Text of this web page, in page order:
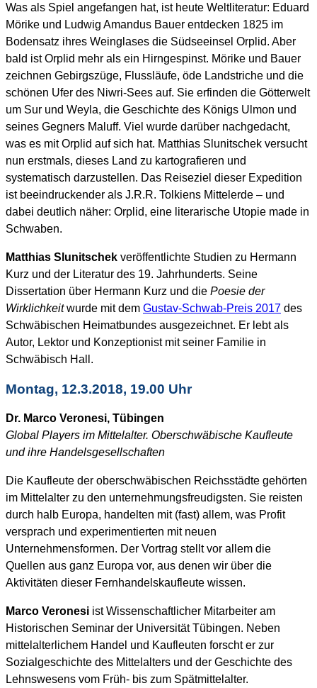
Was als Spiel angefangen hat, ist heute Weltliteratur: Eduard
Mörike und Ludwig Amandus Bauer entdecken 1825 im
Bodensatz ihres Weinglases die Südseeinsel Orplid. Aber
bald ist Orplid mehr als ein Hirngespinst. Mörike und Bauer
zeichnen Gebirgszüge, Flussläufe, öde Landstriche und die
schönen Ufer des Niwri-Sees auf. Sie erfinden die Götterwelt
um Sur und Weyla, die Geschichte des Königs Ulmon und
seines Gegners Maluff. Viel wurde darüber nachgedacht,
was es mit Orplid auf sich hat. Matthias Slunitschek versucht
nun erstmals, dieses Land zu kartografieren und
systematisch darzustellen. Das Reiseziel dieser Expedition
ist beeindruckender als J.R.R. Tolkiens Mittelerde – und
dabei deutlich näher: Orplid, eine literarische Utopie made in
Schwaben.
Matthias Slunitschek veröffentlichte Studien zu Hermann
Kurz und der Literatur des 19. Jahrhunderts. Seine
Dissertation über Hermann Kurz und die Poesie der
Wirklichkeitwurde mit dem Gustav-Schwab-Preis 2017 des
Schwäbischen Heimatbundes ausgezeichnet. Er lebt als
Autor, Lektor und Konzeptionist mit seiner Familie in
Schwäbisch Hall.
Montag, 12.3.2018, 19.00 Uhr
Dr. Marco Veronesi, Tübingen
Global Players im Mittelalter. Oberschwäbische Kaufleute
und ihre Handelsgesellschaften
Die Kaufleute der oberschwäbischen Reichsstädte gehörten
im Mittelalter zu den unternehmungsfreudigsten. Sie reisten
durch halb Europa, handelten mit (fast) allem, was Profit
versprach und experimentierten mit neuen
Unternehmensformen. Der Vortrag stellt vor allem die
Quellen aus ganz Europa vor, aus denen wir über die
Aktivitäten dieser Fernhandelskaufleute wissen.
Marco Veronesi ist Wissenschaftlicher Mitarbeiter am
Historischen Seminar der Universität Tübingen. Neben
mittelalterlichem Handel und Kaufleuten forscht er zur
Sozialgeschichte des Mittelalters und der Geschichte des
Lehnswesens vom Früh- bis zum Spätmittelalter.